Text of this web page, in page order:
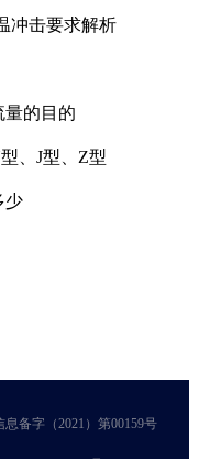
冲击要求解析
量的目的
、J型、Z型
少
备字（2021）第00159号